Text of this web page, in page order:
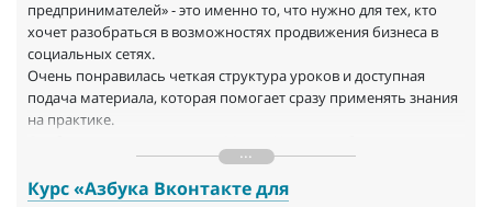
предпринимателей» - это именно то, что нужно для тех, кто
хочет разобраться в возможностях продвижения бизнеса в
социальных сетях.
Очень понравилась четкая структура уроков и доступная
подача материала, которая помогает сразу применять знания
на практике.
тонкости настройки рекламы и работы с аудиторией.
Благодаря этому курсу я четко поняла, как от целей моего
Курс «Азбука Вконтакте для